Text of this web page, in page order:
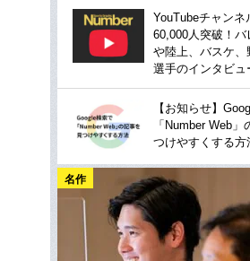
YouTubeチャンネ
60,000人突破！バ
や陸上、バスケ、
選手のインタビュ
【お知らせ】
「Number Web」
つけやすくする方
名作